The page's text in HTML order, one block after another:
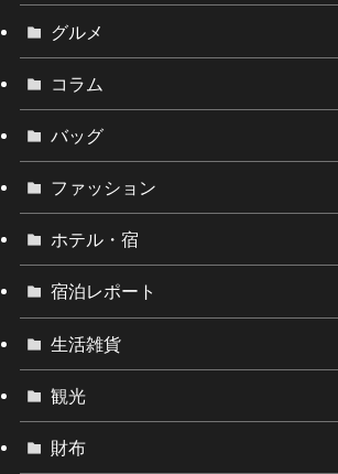
グルメ
コラム
バッグ
ファッション
ホテル・宿
宿泊レポート
生活雑貨
観光
財布